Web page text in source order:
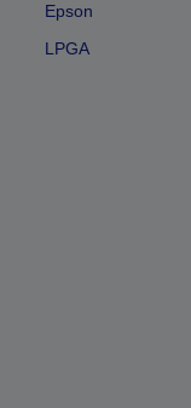
Epson
LPGA